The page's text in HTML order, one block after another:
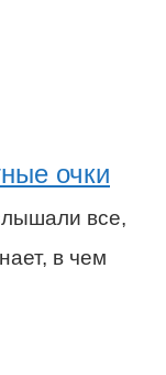
очки
все,
в чем